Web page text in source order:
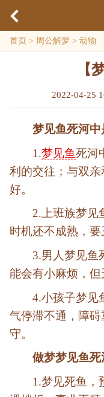
首页 > 周公解梦 > 动物
【
2022-04-25
梦见鱼死河
1.梦见鱼死河
利的交往；与双
好。
2.上班族梦见
时机还不成熟，要
3.男人梦见鱼
能会有小麻烦，但
4.小孩子梦见
气停滞不通，障
守。
做梦梦见鱼
1.梦见死鱼，